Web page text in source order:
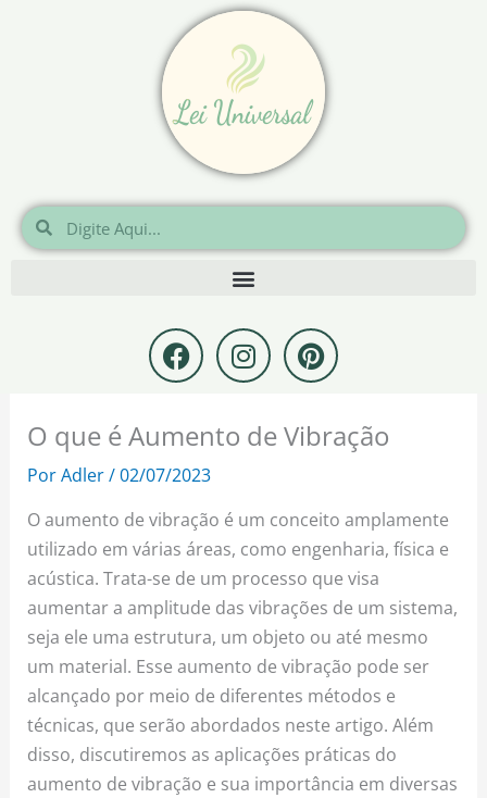
Pesquisar
Pesquisar
F
a
c
e
b
o
k
I
n
s
t
a
a
m
P
i
n
t
e
e
s
t
O que é Aumento de Vibração
PorAdler/02/07/2023
O aumento de vibração é um conceito amplamente
utilizado em várias áreas, como engenharia, física e
acústica. Trata-se de um processo que visa
aumentar a amplitude das vibrações de um sistema,
seja ele uma estrutura, um objeto ou até mesmo
um material. Esse aumento de vibração pode ser
alcançado por meio de diferentes métodos e
técnicas, que serão abordados neste artigo. Além
disso, discutiremos as aplicações práticas do
aumento de vibração e sua importância em diversas